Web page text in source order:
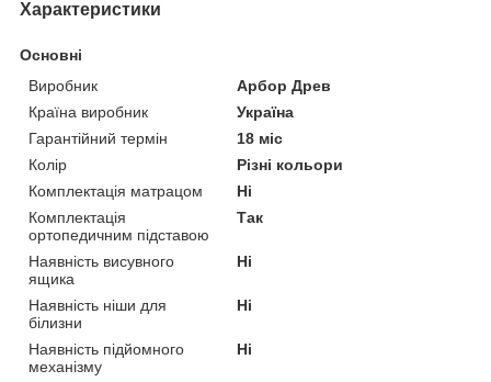
Характеристики
Основні
Виробник
Арбор Древ
Країна виробник
Україна
Гарантійний термін
18 міс
Колір
Різні кольори
Комплектація матрацом
Ні
Комплектація
ортопедичним підставою
Так
Наявність висувного
ящика
Ні
Наявність ніши для
білизни
Ні
Наявність підйомного
механізму
Ні